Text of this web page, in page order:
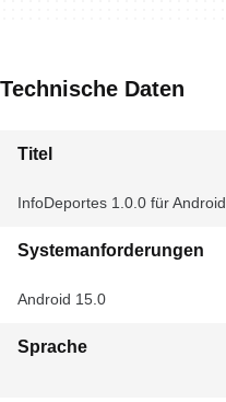
Technische Daten
Titel
InfoDeportes 1.0.0 für Android
Systemanforderungen
Android 15.0
Sprache